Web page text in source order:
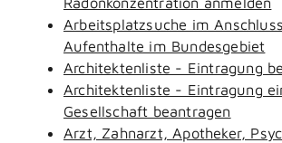
Arbeitsplatzsuche im
Aufenthalte im Bundesgebiet
Architektenliste - Eintragung
Architektenliste - Eintragung
Gesellschaft beantragen
Arzt, Zahnarzt, Apotheker,